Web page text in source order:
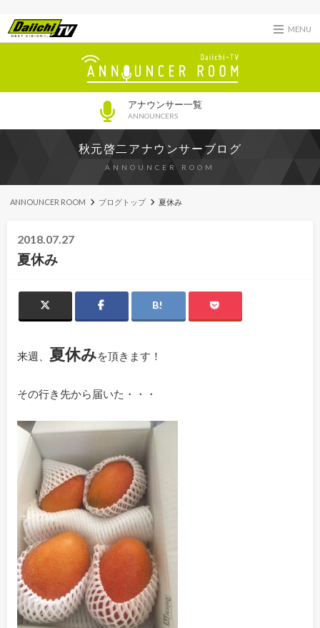
MENU
アナウンサー一覧
ANNOUNCERS
秋元啓二アナウンサーブログ
ANNOUNCER ROOM
ANNOUNCER ROOM ブログトップ 夏休み
2018.07.27
夏休み
来週、 夏休みを頂きます！
その行き先から届いた・・・